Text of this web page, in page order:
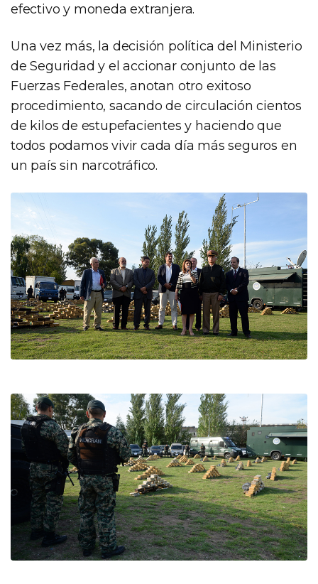
efectivo y moneda extranjera.
Una vez más, la decisión política del Ministerio
de Seguridad y el accionar conjunto de las
Fuerzas Federales, anotan otro exitoso
procedimiento, sacando de circulación cientos
de kilos de estupefacientes y haciendo que
todos podamos vivir cada día más seguros en
un país sin narcotráfico.